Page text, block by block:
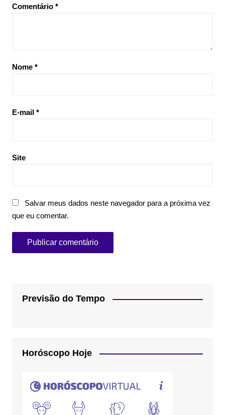
Comentário *
Nome *
E-mail *
Site
Salvar meus dados neste navegador para a próxima vez
que eu comentar.
Previsão do Tempo
Horóscopo Hoje